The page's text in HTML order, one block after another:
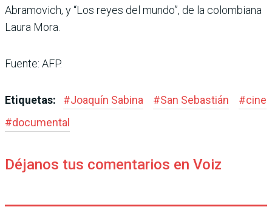
Abramovich, y “Los reyes del mundo”, de la colombiana
Laura Mora.
Fuente: AFP.
Etiquetas: #Joaquín Sabina #San Sebastián #cine
#documental
Déjanos tus comentarios en Voiz